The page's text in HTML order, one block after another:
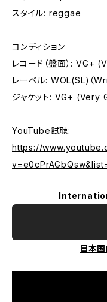
スタイル: reggae
コンディション
レコード（盤面）:
レーベル: WOL(SL)（
ジャケット: VG+ (Very
YouTube試聴:
https://
日本